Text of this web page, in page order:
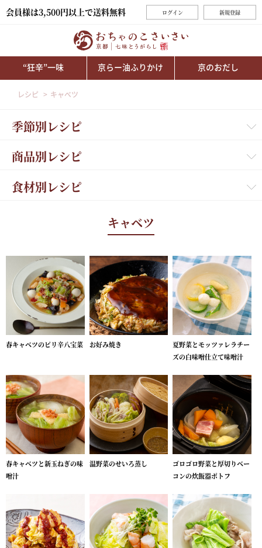
会員様は3,500円以上で送料無料 ログイン 新規登録
“狂辛”一味 京らー油ふりかけ 京のおだし
レシピ キャベツ
季節別レシピ
商品別レシピ
食材別レシピ
キャベツ
春キャベツのピリ辛八宝菜 お好み焼き
夏野菜とモッツァレラチー
ズの白味噌仕立て味噌汁
春キャベツと新玉ねぎの味
噌汁
温野菜のせいろ蒸し
ゴロゴロ野菜と厚切りベー
コンの炊飯器ポトフ